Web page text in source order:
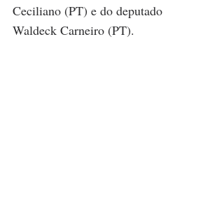
Ceciliano (PT) e do deputado
Waldeck Carneiro (PT).